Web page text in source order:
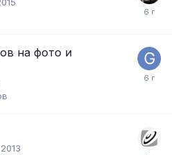
на фото и